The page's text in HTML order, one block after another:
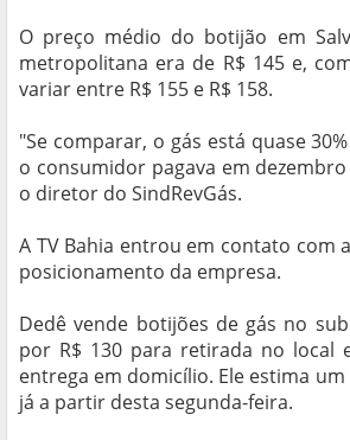
O preço médio do botijão em
metropolitana era de R$ 145 e,
variar entre R$ 155 e R$ 158.
"Se comparar, o gás está quase
o consumidor pagava em
o diretor do SindRevGás.
A TV Bahia entrou em contato com
posicionamento da empresa.
Dedê vende botijões de gás no
por R$ 130 para retirada no local
entrega em domicílio. Ele estima
já a partir desta segunda-feira.